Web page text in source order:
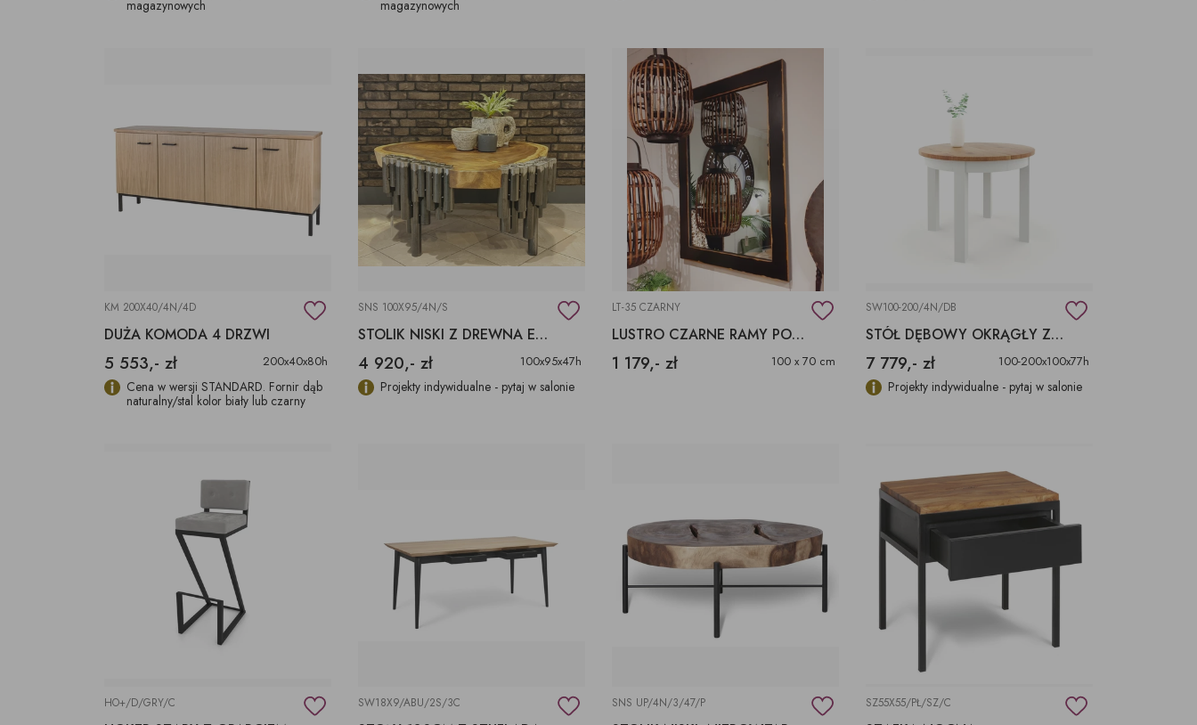
magazynowych
magazynowych
KM 200X40/4N/4D
DUŻA KOMODA 4 DRZWI
5 553,- zł 200x40x80h
Cena w wersji STANDARD. Fornir dąb
naturalny/stal kolor biały lub czarny
SNS 100X95/4N/S
STOLIK NISKI Z DREWNA EGZOTYCZNEGO SUAR
4 920,- zł 100x95x47h
Projekty indywidualne - pytaj w salonie
LT-35 CZARNY
LUSTRO CZARNE RAMY POSTAZRANE CHIŃSKIE
1 179,- zł 100 x 70 cm
SW100-200/4N/DB
STÓŁ DĘBOWY OKRĄGŁY Z DOSTAWKAMI 100-200X100X77H
7 779,- zł 100-200x100x77h
Projekty indywidualne - pytaj w salonie
HO+/D/GRY/C SW18X9/ABU/2S/3C SNS UP/4N/3/47/P SZ55X55/PŁ/SZ/C